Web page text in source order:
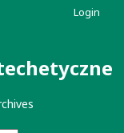
Login